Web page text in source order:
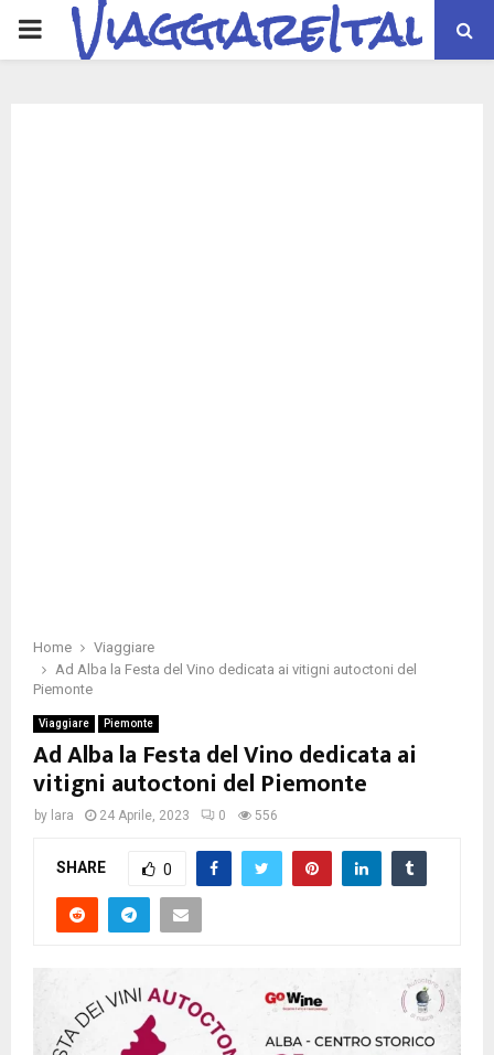
PRIMARYViaggiareItalia
Home
Viaggiare
Ad Alba la Festa del Vino dedicata ai vitigni autoctoni del
Piemonte
Viaggiare Piemonte
Ad Alba la Festa del Vino dedicata ai
vitigni autoctoni del Piemonte
by lara 24 Aprile, 2023 0 556
SHARE 0